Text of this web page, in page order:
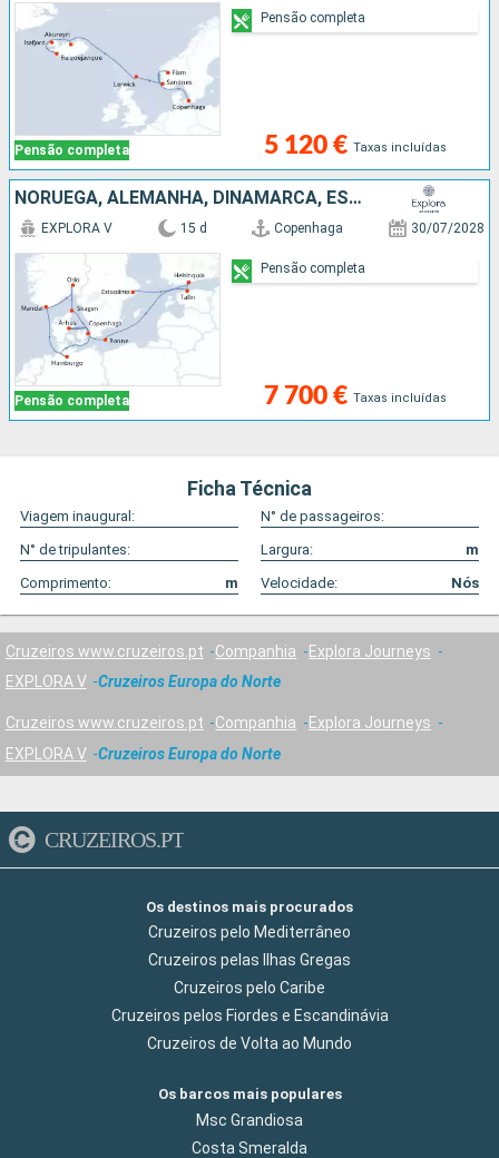
Pensão completa 5 120 € Taxas incluídas
Pensão completa
NORUEGA, ALEMANHA, DINAMARCA, ESTÓNIA, FINLÂNDIA, SUÉCIA
Pensão completa
EXPLORA V 15 d Copenhaga 30/07/2028
7 700 € Taxas incluídas
Pensão completa
Ficha Técnica
Viagem inaugural:
N° de passageiros:
N° de tripulantes:
Largura:
m
Comprimento:
m Velocidade: Nós
Cruzeiros www.cruzeiros.pt Companhia
Explora Journeys
EXPLORA V
Cruzeiros Europa do Norte
Cruzeiros www.cruzeiros.pt Companhia
Explora Journeys
EXPLORA V
Cruzeiros Europa do Norte
CRUZEIROS.PT
Os destinos mais procurados
Cruzeiros pelo Mediterrâneo
Cruzeiros pelas Ilhas Gregas
Cruzeiros pelo Caribe
Cruzeiros pelos Fiordes e Escandinávia
Cruzeiros de Volta ao Mundo
Os barcos mais populares
Msc Grandiosa
Costa Smeralda